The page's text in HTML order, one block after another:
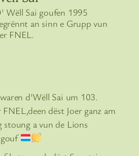
Wëll Sai goufen 1995
an sinn e Grupp vun
FNEL.
d'Wëll Sai um 103.
dëst Joer ganz am
stoung a vun de Lions
gouf